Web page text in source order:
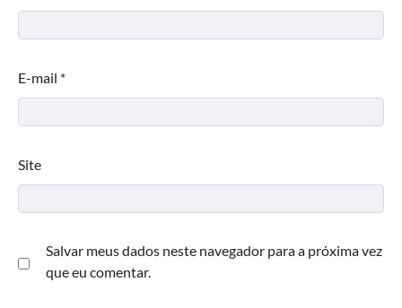
E-mail *
Site
Salvar meus dados neste navegador para a próxima vez
que eu comentar.